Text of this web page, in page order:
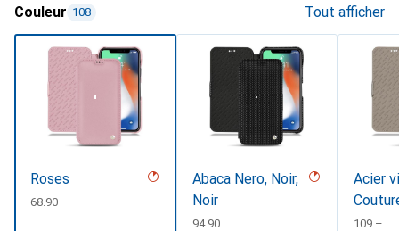
Couleur 108 Tout afficher
Roses
CHF
68.90
Abaca Nero, Noir,
Noir
CHF
94.90
Acier
CHF
109.–